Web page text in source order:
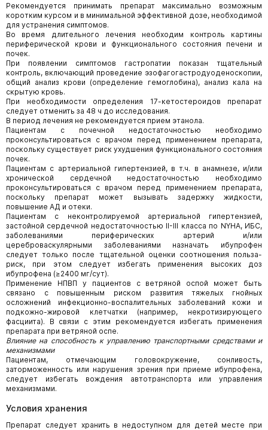
Рекомендуется принимать препарат максимально возможным
коротким курсом и в минимальной эффективной дозе, необходимой
для устранения симптомов.
Во время длительного лечения необходим контроль картины
периферической крови и функционального состояния печени и
почек.
При появлении симптомов гастропатии показан тщательный
контроль, включающий проведение эзофагогастродуоденоскопии,
общий анализ крови (определение гемоглобина), анализ кала на
скрытую кровь.
При необходимости определения 17-кетостероидов препарат
следует отменить за 48 ч до исследования.
В период лечения не рекомендуется прием этанола.
Пациентам с почечной недостаточностью необходимо
проконсультироваться с врачом перед применением препарата,
поскольку существует риск ухудшения функционального состояния
почек.
Пациентам с артериальной гипертензией, в т.ч. в анамнезе, и/или
хронической сердечной недостаточностью необходимо
проконсультироваться с врачом перед применением препарата,
поскольку препарат может вызывать задержку жидкости,
повышение АД и отеки.
Пациентам с неконтролируемой артериальной гипертензией,
застойной сердечной недостаточностью II-III класса по NYHA, ИБС,
заболеваниями периферических артерий и/или
цереброваскулярными заболеваниями назначать ибупрофен
следует только после тщательной оценки соотношения польза-
риск, при этом следует избегать применения высоких доз
ибупрофена (≥2400 мг/сут).
Применение НПВП у пациентов с ветряной оспой может быть
связано с повышенным риском развития тяжелых гнойных
осложнений инфекционно-воспалительных заболеваний кожи и
подкожно-жировой клетчатки (например, некротизирующего
фасциита). В связи с этим рекомендуется избегать применения
препарата при ветряной оспе.
Влияние на способность к управлению транспортными средствами и
механизмами
Пациентам, отмечающим головокружение, сонливость,
заторможенность или нарушения зрения при приеме ибупрофена,
следует избегать вождения автотранспорта или управления
механизмами.
Условия хранения
Препарат следует хранить в недоступном для детей месте при